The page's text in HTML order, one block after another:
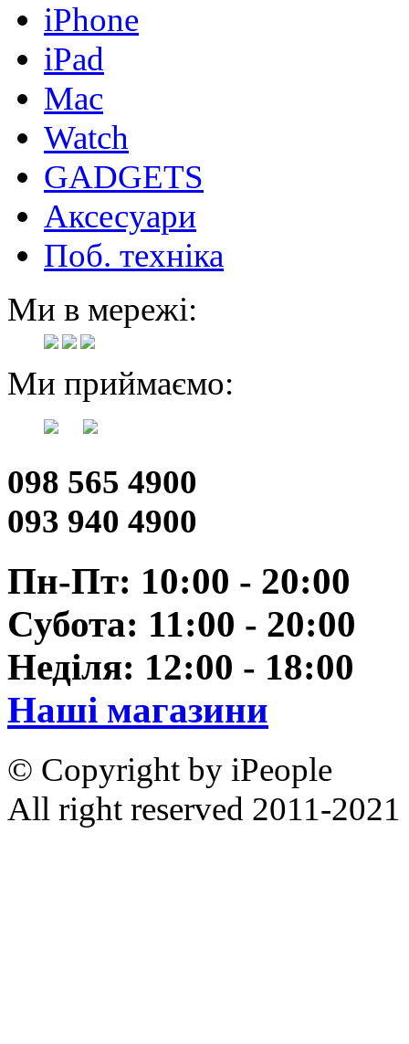
iPhone
iPad
Mac
Watch
GADGETS
Аксесуари
Поб. техніка
Ми в мережі:
Ми приймаємо:
098 565 4900
093 940 4900
Пн-Пт: 10:00 - 20:00
Субота: 11:00 - 20:00
Неділя: 12:00 - 18:00
Наші магазини
© Copyright by iPeople
All right reserved 2011-2021